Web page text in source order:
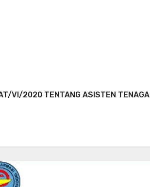
VI/2020 TENTANG ASISTEN TENAGA